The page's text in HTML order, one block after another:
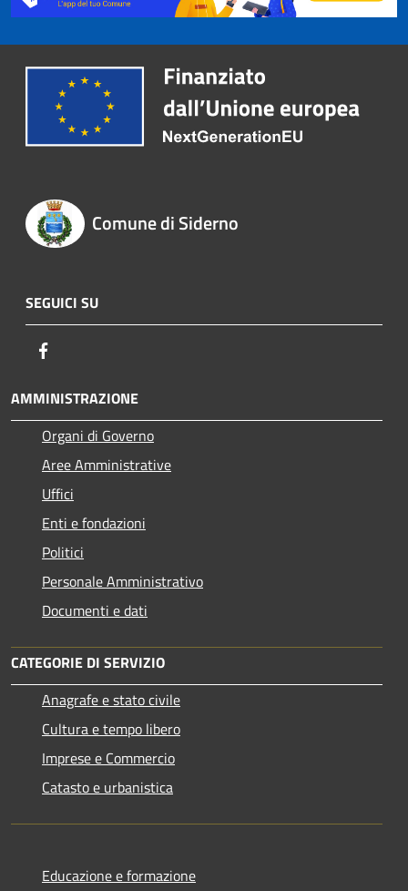
Comune di Siderno
SEGUICI SU
AMMINISTRAZIONE
Organi di Governo
Aree Amministrative
Uffici
Enti e fondazioni
Politici
Personale Amministrativo
Documenti e dati
CATEGORIE DI SERVIZIO
Anagrafe e stato civile
Cultura e tempo libero
Imprese e Commercio
Catasto e urbanistica
Educazione e formazione